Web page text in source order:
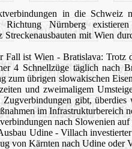
in die Schweiz
Richtung Nürnberg
Streckenausbauten mit Wien
Fall ist Wien - Bratislava: Trotz
4 Schnellzüge täglich nach
zum übrigen slowakischen
und zweimaligem
Zugverbindungen gibt,
im Infrastrukturbereich
nach Slowenien auf
Udine - Villach
von Kärnten nach Udine oder